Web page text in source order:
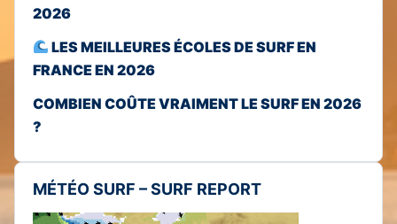
2026
LES MEILLEURES ÉCOLES DE SURF EN
FRANCE EN 2026
COMBIEN COÛTE VRAIMENT LE SURF EN 2026
?
MÉTÉO SURF – SURF REPORT